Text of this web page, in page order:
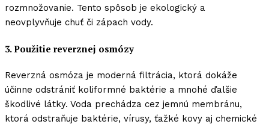
rozmnožovanie. Tento spôsob je ekologický a
neovplyvňuje chuť či zápach vody.
3. Použitie reverznej osmózy
Reverzná osmóza je moderná filtrácia, ktorá dokáže
účinne odstrániť koliformné baktérie a mnohé ďalšie
škodlivé látky. Voda prechádza cez jemnú membránu,
ktorá odstraňuje baktérie, vírusy, ťažké kovy aj chemické